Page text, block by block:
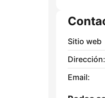
Sitio web
Dirección:
Email: